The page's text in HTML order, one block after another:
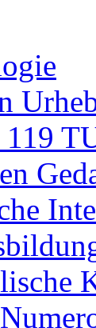
119